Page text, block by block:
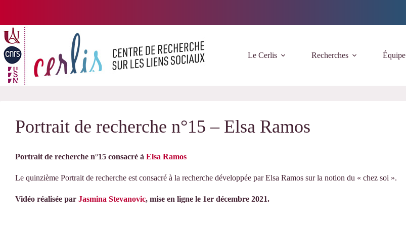
Le Cerlis Recherches Équipe
Portrait de recherche n°15 – Elsa Ramos
Portrait de recherche n°15 consacré à Elsa Ramos
Le quinzième Portrait de recherche est consacré à la recherche développée par Elsa Ramos sur la notion du « chez soi ».
Vidéo réalisée par Jasmina Stevanovic, mise en ligne le 1er décembre 2021.